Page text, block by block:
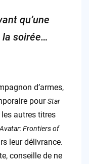
qu’une
la soirée…
d’armes,
pourStar
autres titres
Frontiers of
leur délivrance.
conseille de ne